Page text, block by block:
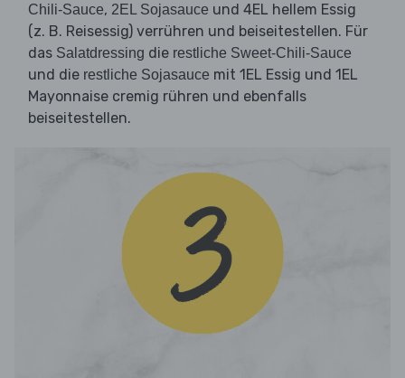
Chili-Sauce, 2EL Sojasauce und 4EL hellem Essig
(z. B. Reisessig) verrühren und beiseitestellen. Für
das Salatdressing die restliche Sweet-Chili-Sauce
und die restliche Sojasauce mit 1EL Essig und 1EL
Mayonnaise cremig rühren und ebenfalls
beiseitestellen.